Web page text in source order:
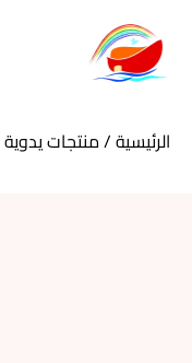
الرئيسية/منتجات يدوية/